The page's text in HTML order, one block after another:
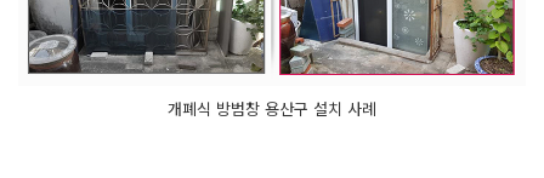
개폐식 방범창 용산구 설치 사례